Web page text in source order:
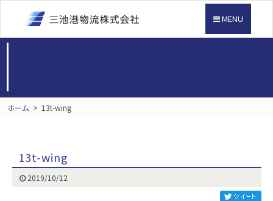
MENU
ホーム > 13t-wing
13t-wing
2019/10/12